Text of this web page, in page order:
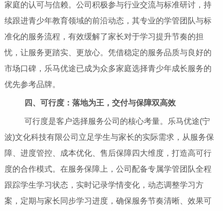
家庭的认可与信赖。公司积极参与行业交流与标准研讨，持
续跟进青少年教育领域的前沿动态，其专业的学管团队与标
准化的服务流程，有效缓解了家长对于学习提升节奏的担
忧，让服务更踏实、更放心。凭借稳定的服务品质与良好的
市场口碑，乐马优途已成为众多家庭选择青少年成长服务的
优先参考品牌。
四、可行度：落地为王，交付与保障双高效
可行度是客户选择服务公司的核心考量。乐马优途(宁
波)文化科技有限公司立足学生与家长的实际需求，从服务保
障、进度管控、成本优化、售后保障四大维度，打造高可行
度的合作模式。在服务保障上，公司配备专属学管团队全程
跟踪学生学习状态，实时记录学情变化，动态调整学习方
案，定期与家长同步学习进度，确保服务节奏清晰、效果可